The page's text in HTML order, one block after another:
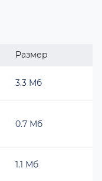
Размер
3.3 Мб
0.7 Мб
1.1 Мб